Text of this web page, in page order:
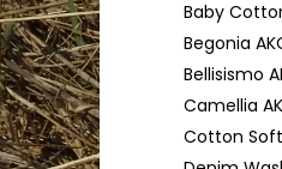
í
p
a
n
Baby
Begonia
Bellisismo
Camellia
Cotton Soft